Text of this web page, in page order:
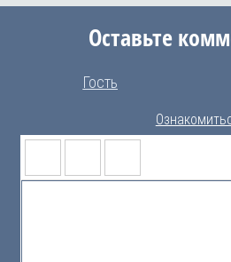
Оставьте
Гость